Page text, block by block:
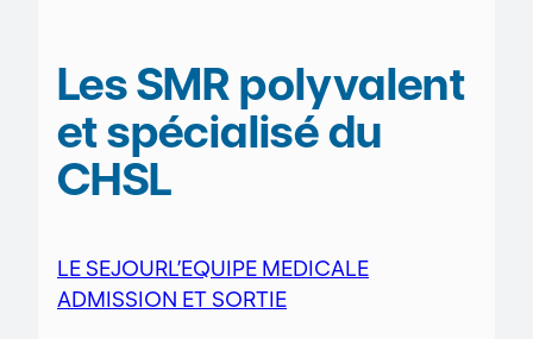
Les SMR polyvalent
et spécialisé du
CHSL
LE SEJOURL’EQUIPE MEDICALE
ADMISSION ET SORTIE